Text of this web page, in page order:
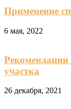
Применение
6 мая, 2022
Рекомендации
участка
26 декабря, 2021